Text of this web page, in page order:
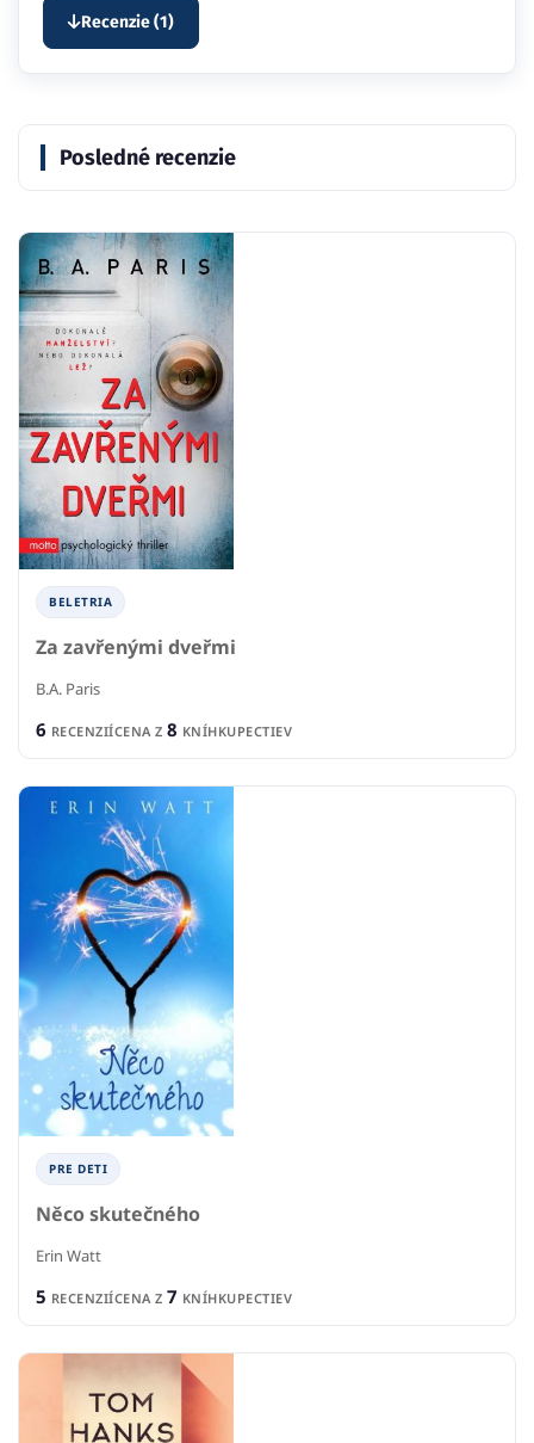
Recenzie (1)
Posledné recenzie
BELETRIA
Za zavřenými dveřmi
B.A. Paris
6 RECENZIÍCENA Z 8 KNÍHKUPECTIEV
PRE DETI
Něco skutečného
Erin Watt
5 RECENZIÍCENA Z 7 KNÍHKUPECTIEV